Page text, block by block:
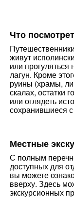
Что
живут
или
лагун. Кроме
руины (храмы,
скалах, остатки
или оглядеть
сохранившиеся
Местные
С полным
доступных для
вы можете
вверху. Здесь
экскурсионных